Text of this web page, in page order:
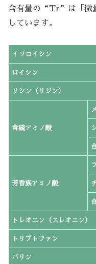
含有量の“Tr”は「微
しています。
イソロイシン
ロイシン
リシン（リジン）
含硫アミノ酸
芳香族アミノ酸
トレオニン（スレオニン）
トリプトファン
バリン